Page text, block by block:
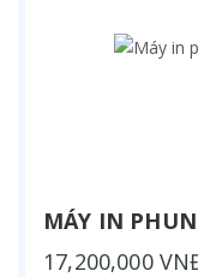
MÁY IN
17,200,000